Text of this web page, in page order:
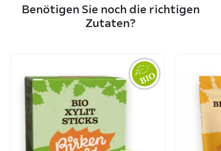
Benötigen Sie noch die richtigen
Zutaten?